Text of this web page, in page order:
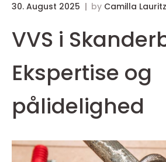
30. August 2025 by Camilla
VVS i
Ekspertise og
pålidelighed